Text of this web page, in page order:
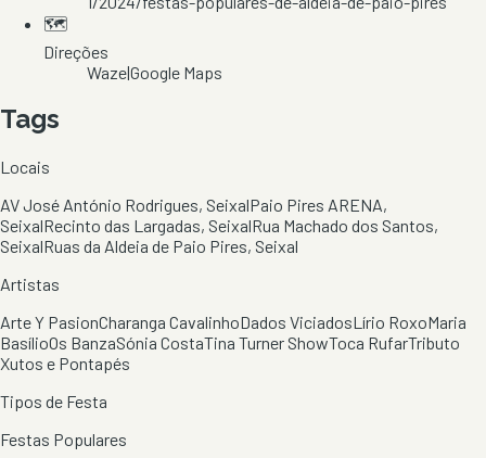
🗺️
Direções
Waze|Google Maps
Tags
Locais
AV José António Rodrigues, SeixalPaio Pires ARENA,
SeixalRecinto das Largadas, SeixalRua Machado dos Santos,
SeixalRuas da Aldeia de Paio Pires, Seixal
Artistas
Arte Y PasionCharanga CavalinhoDados ViciadosLírio RoxoMaria
BasílioOs BanzaSónia CostaTina Turner ShowToca RufarTributo
Xutos e Pontapés
Tipos de Festa
Festas Populares